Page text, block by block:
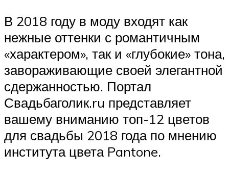
В 2018 году в моду входят как
нежные оттенки с романтичным
«характером», так и «глубокие» тона,
завораживающие своей элегантной
сдержанностью. Портал
Свадьбаголик.ru представляет
вашему вниманию топ-12 цветов
для свадьбы 2018 года по мнению
института цвета Pantone.